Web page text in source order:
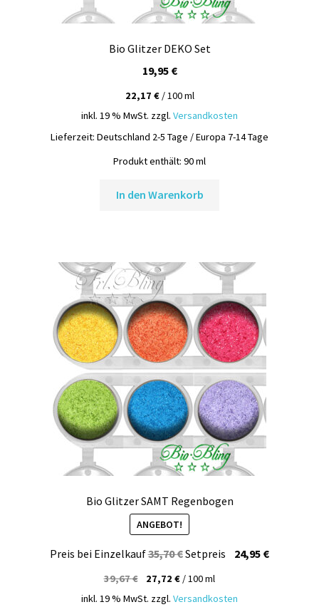
Bio Glitzer DEKO Set
19,95 €
22,17 €/100ml
inkl. 19 % MwSt. zzgl. Versandkosten
Lieferzeit: Deutschland 2-5 Tage / Europa 7-14 Tage
Produkt enthält: 90ml
In den Warenkorb
Bio Glitzer SAMT Regenbogen
ANGEBOT!
Preis bei Einzelkauf35,70€Ursprünglicher
Setpreis 24,95 €Aktueller
39,67€ 27,72€ /100ml
inkl. 19 % MwSt. zzgl. Versandkosten